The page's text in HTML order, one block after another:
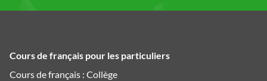
Cours de français pour les particuliers
Cours de français : Collège